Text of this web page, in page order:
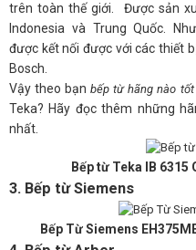
trên toàn thế giới. Được sản
Indonesia và Trung Quốc.
được kết nối được với các thiết
Bosch.
Vậy theo bạnbếp từ hãng nào
Teka? Hãy đọc thêm những
nhất.
Bếp từ Teka IB 6315
3. Bếp từ Siemens
Bếp Từ Siemens